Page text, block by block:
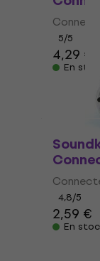
5/5
4,29 €
En stock
4,8/5
2,59 €
En